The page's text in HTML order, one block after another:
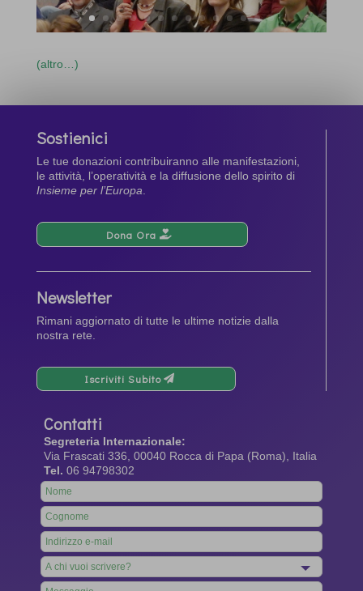
(altro…)
Sostienici
Le tue donazioni contribuiranno alle manifestazioni,
le attività, l’operatività e la diffusione dello spirito di
Insieme per l’Europa.
Dona Ora
Newsletter
Rimani aggiornato di tutte le ultime notizie dalla
nostra rete.
Iscriviti Subito
Contatti
Segreteria Internazionale:
Via Frascati 336, 00040 Rocca di Papa (Roma), Italia
Tel. 06 94798302
Leave
this
field
blank